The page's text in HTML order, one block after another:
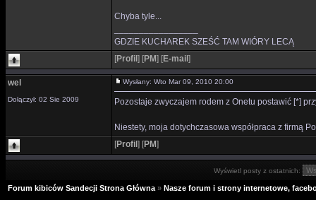
Chyba tyle...
GDZIE KUCHAREK SZEŚĆ TAM WIÓRY LECĄ
[Profil ] [PM] [E-mail ]
wel
Dołączył: 02 Sie 2009
Wysłany: Wto Mar 09, 2010 20:00
Pozostaje zwyczajem rodem z Onetu postawić [*]
Niestety, moja dotychczasowa współpraca z firmą
[Profil ] [PM]
Wyświetl posty z ostatnich:
Forum kibiców Sandecji Strona Główna » Nasze forum i strony internetowe,